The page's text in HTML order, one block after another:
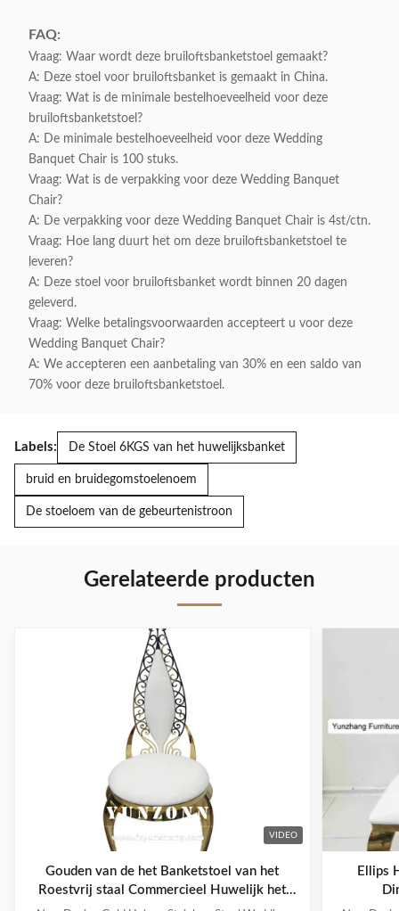
FAQ:
Vraag: Waar wordt deze bruiloftsbanketstoel gemaakt?
A: Deze stoel voor bruiloftsbanket is gemaakt in China.
Vraag: Wat is de minimale bestelhoeveelheid voor deze
bruiloftsbanketstoel?
A: De minimale bestelhoeveelheid voor deze Wedding
Banquet Chair is 100 stuks.
Vraag: Wat is de verpakking voor deze Wedding Banquet
Chair?
A: De verpakking voor deze Wedding Banquet Chair is 4st/ctn.
Vraag: Hoe lang duurt het om deze bruiloftsbanketstoel te
leveren?
A: Deze stoel voor bruiloftsbanket wordt binnen 20 dagen
geleverd.
Vraag: Welke betalingsvoorwaarden accepteert u voor deze
Wedding Banquet Chair?
A: We accepteren een aanbetaling van 30% en een saldo van
70% voor deze bruiloftsbanketstoel.
Labels: De Stoel 6KGS van het huwelijksbanket
bruid en bruidegomstoelenoem
De stoeloem van de gebeurtenistroon
Gerelateerde producten
VIDEO
Gouden van de het Banketstoel van het
Roestvrij staal Commercieel Huwelijk het
Ellips